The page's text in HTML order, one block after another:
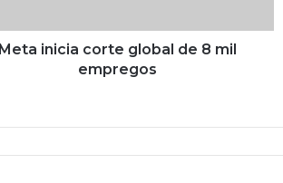
Meta inicia corte global de 8 mil
empregos